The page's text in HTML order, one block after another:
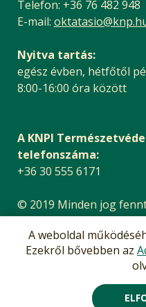
A weboldal
Ezekről bővebben az
Telefon: +36 76 482 948
E-mail:
Nyitva tartás:
egész évben, hétfőtől
8:00-16:00 óra között
A KNPI
telefonszáma:
+36 30 555 6171
© 2019 Minden jog
Impresszum|
Akadálymentesítési